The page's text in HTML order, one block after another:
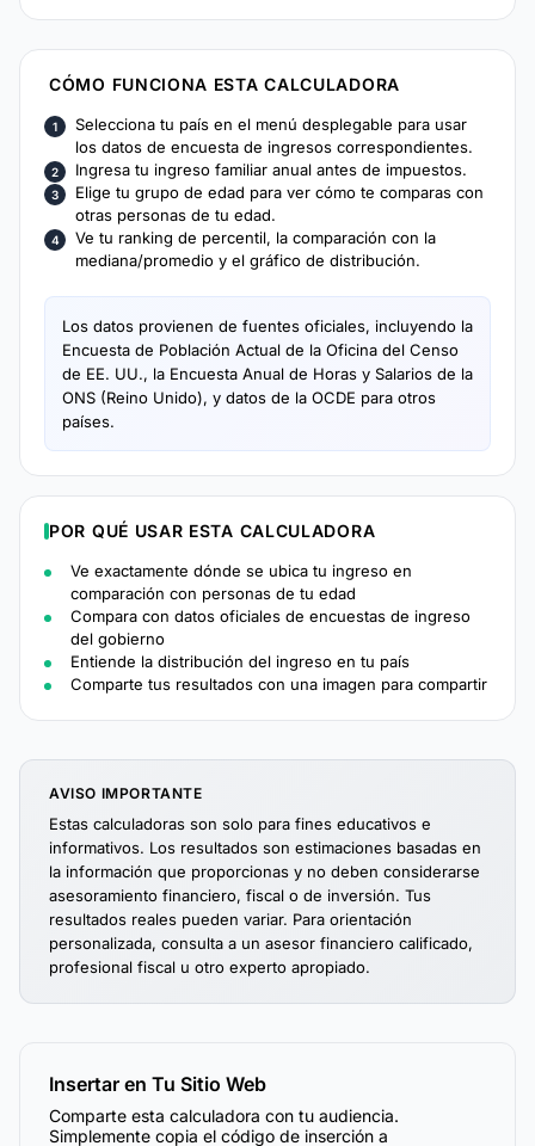
CÓMO FUNCIONA ESTA CALCULADORA
Selecciona tu país en el menú desplegable para usar
los datos de encuesta de ingresos correspondientes.
Ingresa tu ingreso familiar anual antes de impuestos.
Elige tu grupo de edad para ver cómo te comparas con
otras personas de tu edad.
Ve tu ranking de percentil, la comparación con la
mediana/promedio y el gráfico de distribución.
Los datos provienen de fuentes oficiales, incluyendo la
Encuesta de Población Actual de la Oficina del Censo
de EE. UU., la Encuesta Anual de Horas y Salarios de la
ONS (Reino Unido), y datos de la OCDE para otros
países.
POR QUÉ USAR ESTA CALCULADORA
Ve exactamente dónde se ubica tu ingreso en
comparación con personas de tu edad
Compara con datos oficiales de encuestas de ingreso
del gobierno
Entiende la distribución del ingreso en tu país
Comparte tus resultados con una imagen para compartir
AVISO IMPORTANTE
Estas calculadoras son solo para fines educativos e
informativos. Los resultados son estimaciones basadas en
la información que proporcionas y no deben considerarse
asesoramiento financiero, fiscal o de inversión. Tus
resultados reales pueden variar. Para orientación
personalizada, consulta a un asesor financiero calificado,
profesional fiscal u otro experto apropiado.
Insertar en Tu Sitio Web
Comparte esta calculadora con tu audiencia.
Simplemente copia el código de inserción a